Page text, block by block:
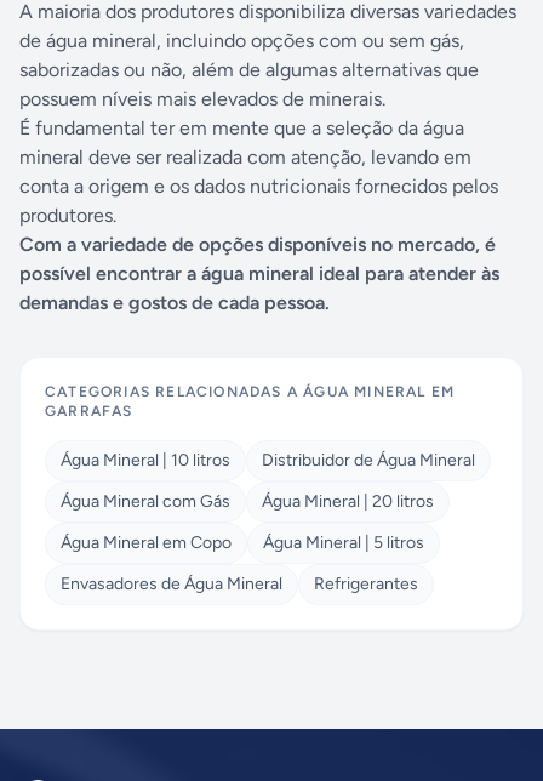
A maioria dos produtores disponibiliza diversas variedades
de água mineral, incluindo opções com ou sem gás,
saborizadas ou não, além de algumas alternativas que
possuem níveis mais elevados de minerais.
É fundamental ter em mente que a seleção da água
mineral deve ser realizada com atenção, levando em
conta a origem e os dados nutricionais fornecidos pelos
produtores.
Com a variedade de opções disponíveis no mercado, é
possível encontrar a água mineral ideal para atender às
demandas e gostos de cada pessoa.
CATEGORIAS RELACIONADAS AÁGUA MINERAL EM
GARRAFAS
Água Mineral | 10 litros
Distribuidor de Água Mineral
Água Mineral com Gás
Água Mineral | 20 litros
Água Mineral em Copo
Água Mineral | 5 litros
Envasadores de Água Mineral
Refrigerantes